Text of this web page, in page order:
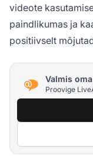
videote
paindlikumas ja
positiivselt
Valmis
Proovige